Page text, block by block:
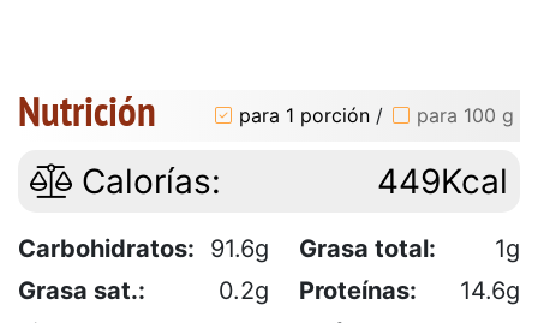
Nutrición para 1 porción / para 100 g
Calorías: 449Kcal
Carbohidratos: 91.6g Grasa total:
1g
Grasa sat.:
0.2g Proteínas:
14.6g